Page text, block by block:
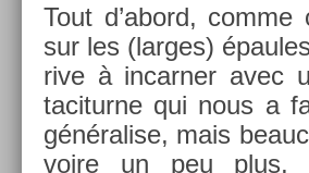
Tout d’abord,
sur les (lar­ges)
rive à in­carn­er avec
tacitur­ne qui nous a
général­ise, mais
voire un peu plus,